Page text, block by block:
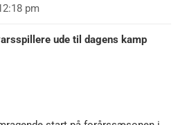
pm
ude til dagens kamp